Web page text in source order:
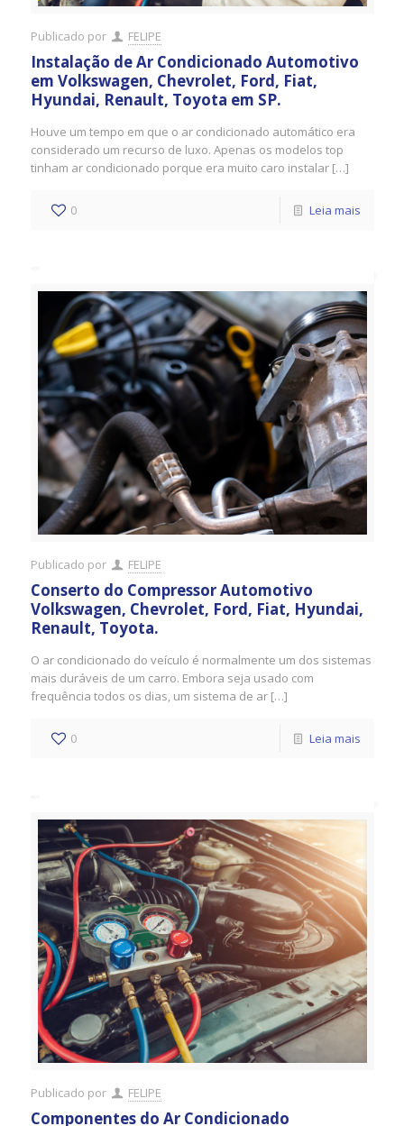
Publicado por FELIPE
Instalação de Ar Condicionado Automotivo
em Volkswagen, Chevrolet, Ford, Fiat,
Hyundai, Renault, Toyota em SP.
Houve um tempo em que o ar condicionado automático era
considerado um recurso de luxo. Apenas os modelos top
tinham ar condicionado porque era muito caro instalar […]
0 Leia mais
Publicado por FELIPE
Conserto do Compressor Automotivo
Volkswagen, Chevrolet, Ford, Fiat, Hyundai,
Renault, Toyota.
O ar condicionado do veículo é normalmente um dos sistemas
mais duráveis ​​de um carro. Embora seja usado com
frequência todos os dias, um sistema de ar […]
0 Leia mais
Publicado por FELIPE
Componentes do Ar Condicionado